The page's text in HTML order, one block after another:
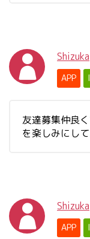
Shizuka
APP
友達募集仲良
を楽しみにし
Shizuka
APP